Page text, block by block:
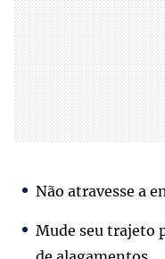
Não atravesse a
Mude seu trajeto